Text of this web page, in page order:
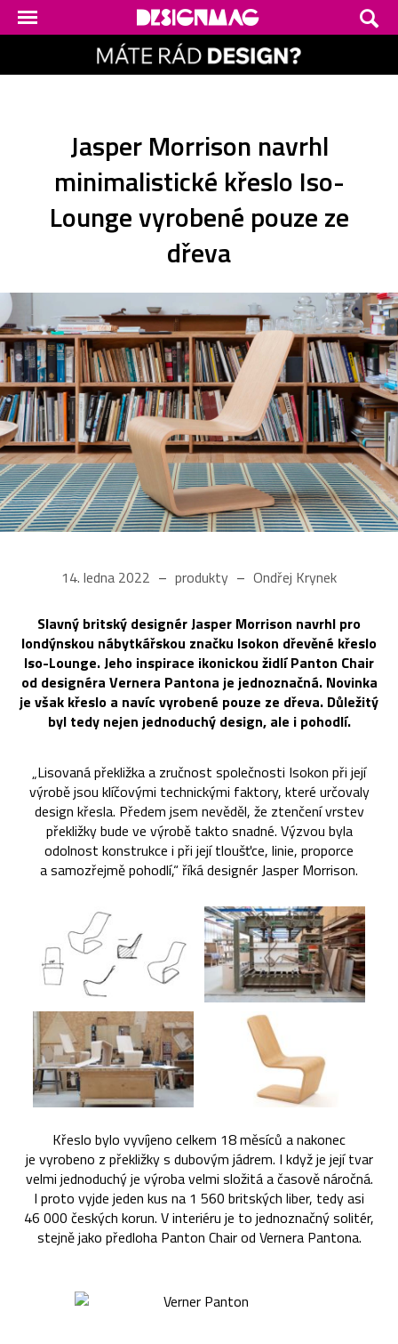
Jasper Morrison navrhl
minimalistické křeslo Iso-
Lounge vyrobené pouze ze
dřeva
14. ledna 2022 produkty Ondřej Krynek
Slavný britský designér Jasper Morrison navrhl pro
londýnskou nábytkářskou značku Isokon dřevěné křeslo
Iso-Lounge. Jeho inspirace ikonickou židlí Panton Chair
od designéra Vernera Pantona je jednoznačná. Novinka
je však křeslo a navíc vyrobené pouze ze dřeva. Důležitý
byl tedy nejen jednoduchý design, ale i pohodlí.
„Lisovaná překližka a zručnost společnosti Isokon při její
výrobě jsou klíčovými technickými faktory, které určovaly
design křesla. Předem jsem nevěděl, že ztenčení vrstev
překližky bude ve výrobě takto snadné. Výzvou byla
odolnost konstrukce i při její tloušťce, linie, proporce
a samozřejmě pohodlí,“ říká designér Jasper Morrison.
Křeslo bylo vyvíjeno celkem 18 měsíců a nakonec
je vyrobeno z překližky s dubovým jádrem. I když je její tvar
velmi jednoduchý je výroba velmi složitá a časově náročná.
I proto vyjde jeden kus na 1 560 britských liber, tedy asi
46 000 českých korun. V interiéru je to jednoznačný solitér,
stejně jako předloha Panton Chair od Vernera Pantona.